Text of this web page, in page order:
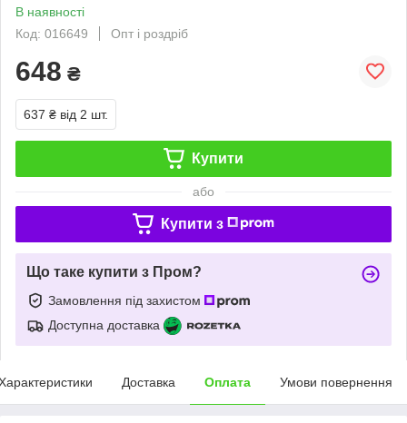
В наявності
Код: 016649
Опт і роздріб
648 ₴
637 ₴ від 2 шт.
Купити
або
Купити з
Що таке купити з Пром?
Замовлення під захистом
Доступна доставка
Доставка Оплата Умови повернення